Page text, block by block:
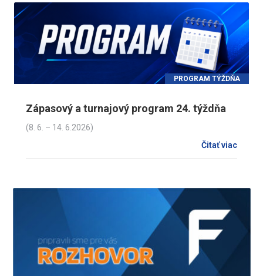
PROGRAM TÝŽDŇA
Zápasový a turnajový program 24. týždňa
(8. 6. – 14. 6.2026)
Čitať viac